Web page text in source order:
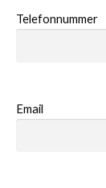
Telefonnummer
Email